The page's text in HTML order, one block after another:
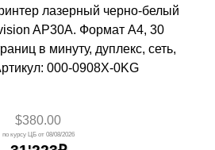
лазерный черно-белый
AP30A. Формат A4, 30
в минуту, дуплекс, сеть,
000-0908X-0KG
$380.00
08/08/2026